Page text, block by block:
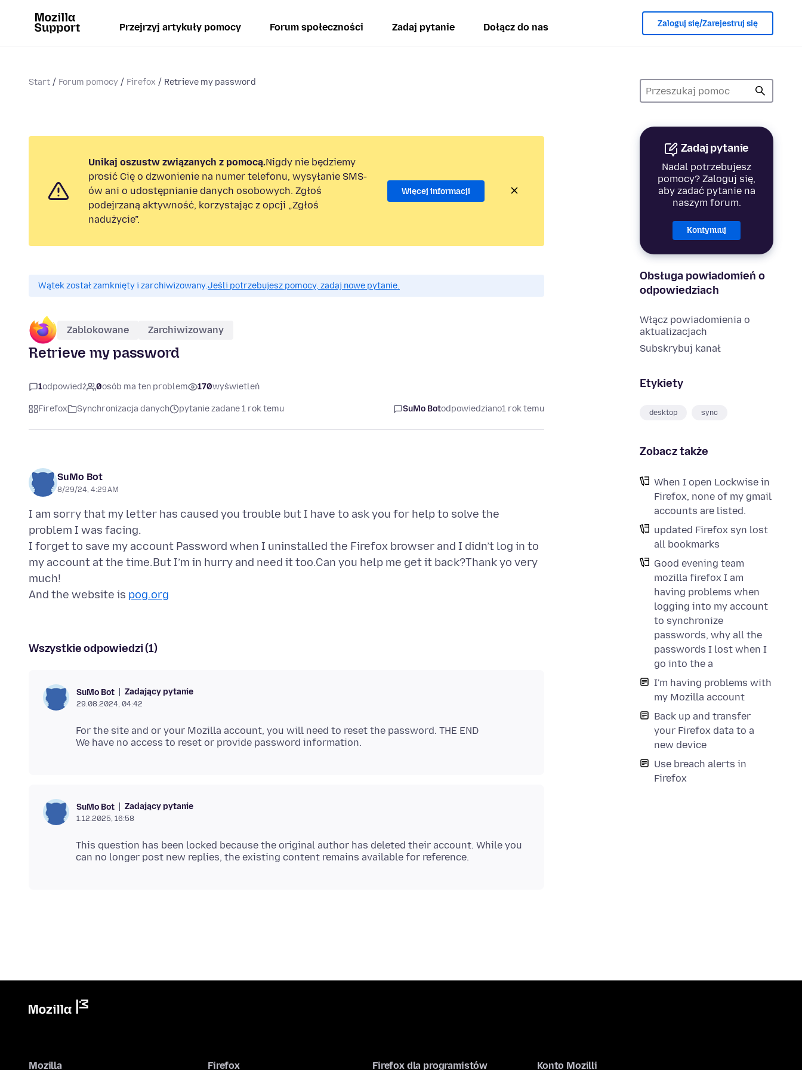
Przejrzyj artykuły pomocy Forum społeczności Zadaj pytanie Dołącz do nas Zaloguj się/Zarejestruj się
Start Forum pomocy Firefox Retrieve my password
Zadaj pytanie
Nadal potrzebujesz
pomocy? Zaloguj się,
aby zadać pytanie na
naszym forum.
Kontynuuj
Obsługa powiadomień o
odpowiedziach
Włącz powiadomienia o
aktualizacjach
Subskrybuj kanał
Etykiety
desktop sync
Zobacz także
When I open Lockwise in
Firefox, none of my gmail
accounts are listed.
updated Firefox syn lost
all bookmarks
Good evening team
mozilla firefox I am
having problems when
logging into my account
to synchronize
passwords, why all the
passwords I lost when I
go into the a
I'm having problems with
my Mozilla account
Back up and transfer
your Firefox data to a
new device
Use breach alerts in
Firefox
Unikaj oszustw związanych z pomocą.Nigdy nie będziemy
prosić Cię o dzwonienie na numer telefonu, wysyłanie SMS-
ów ani o udostępnianie danych osobowych. Zgłoś
podejrzaną aktywność, korzystając z opcji „Zgłoś
nadużycie”.
Więcej informacji
Wątek został zamknięty i zarchiwizowany.Jeśli potrzebujesz pomocy, zadaj nowe pytanie.
Zablokowane Zarchiwizowany
Retrieve my password
1odpowiedź 0osób ma ten problem 170wyświetleń
Firefox Synchronizacja danych pytanie zadane 1 rok temu SuMo Botodpowiedziano1 rok temu
SuMo Bot
8/29/24, 4:29 AM
I am sorry that my letter has caused you trouble but I have to ask you for help to solve the
problem I was facing.
I forget to save my account Password when I uninstalled the Firefox browser and I didn’t log in to
my account at the time.But I’m in hurry and need it too.Can you help me get it back?Thank yo very
much!
And the website is pog.org
Wszystkie odpowiedzi (1)
SuMo Bot Zadający pytanie
29.08.2024, 04:42
For the site and or your Mozilla account, you will need to reset the password. THE END
SuMo Bot Zadający pytanie
1.12.2025, 16:58
This question has been locked because the original author has deleted their account. While you
Mozilla Firefox Firefox dla programistów Konto Mozilli